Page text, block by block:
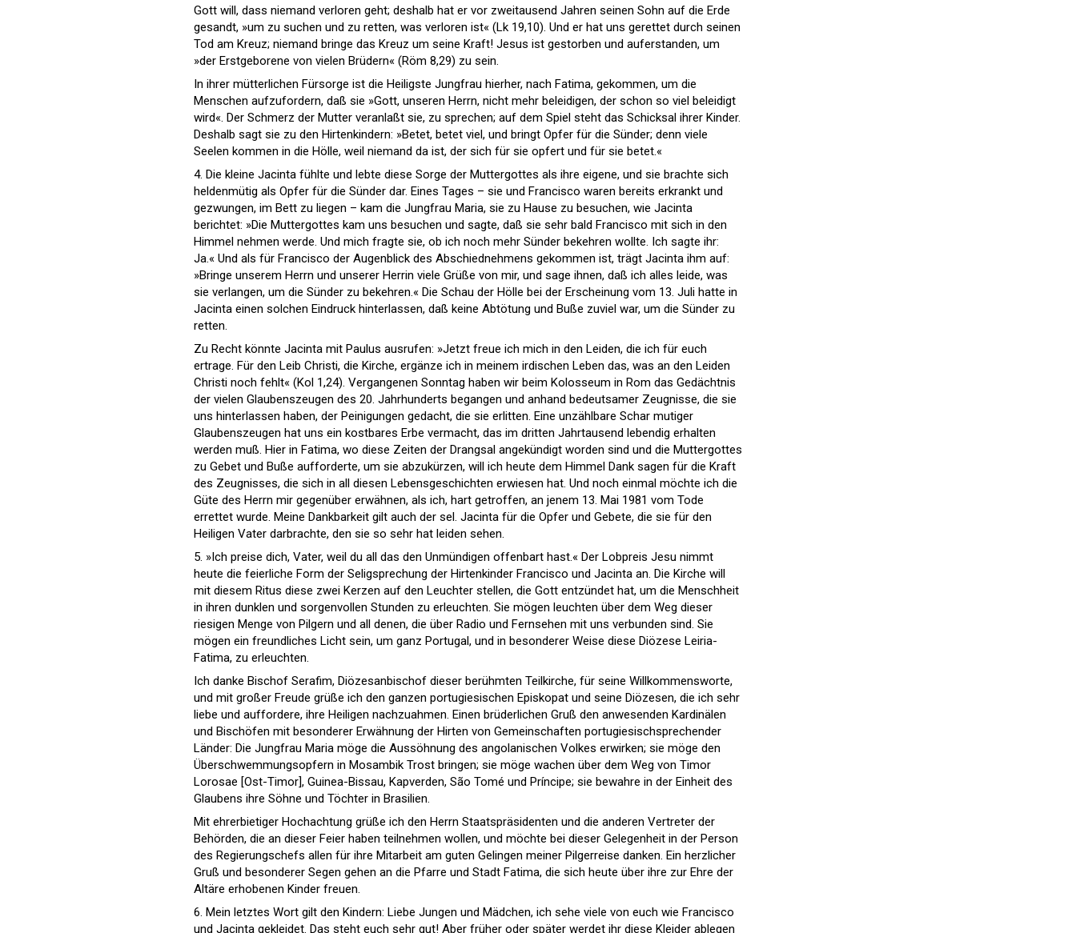
Gott will, dass niemand verloren geht; deshalb hat er vor zweitausend Jahren seinen Sohn auf die Erde
gesandt, »um zu suchen und zu retten, was verloren ist« (Lk 19,10). Und er hat uns gerettet durch seinen
Tod am Kreuz; niemand bringe das Kreuz um seine Kraft! Jesus ist gestorben und auferstanden, um
»der Erstgeborene von vielen Brüdern« (Röm 8,29) zu sein.
In ihrer mütterlichen Fürsorge ist die Heiligste Jungfrau hierher, nach Fatima, gekommen, um die
Menschen aufzufordern, daß sie »Gott, unseren Herrn, nicht mehr beleidigen, der schon so viel beleidigt
wird«. Der Schmerz der Mutter veranlaßt sie, zu sprechen; auf dem Spiel steht das Schicksal ihrer Kinder.
Deshalb sagt sie zu den Hirtenkindern: »Betet, betet viel, und bringt Opfer für die Sünder; denn viele
Seelen kommen in die Hölle, weil niemand da ist, der sich für sie opfert und für sie betet.«
4. Die kleine Jacinta fühlte und lebte diese Sorge der Muttergottes als ihre eigene, und sie brachte sich
heldenmütig als Opfer für die Sünder dar. Eines Tages – sie und Francisco waren bereits erkrankt und
gezwungen, im Bett zu liegen – kam die Jungfrau Maria, sie zu Hause zu besuchen, wie Jacinta
berichtet: »Die Muttergottes kam uns besuchen und sagte, daß sie sehr bald Francisco mit sich in den
Himmel nehmen werde. Und mich fragte sie, ob ich noch mehr Sünder bekehren wollte. Ich sagte ihr:
Ja.« Und als für Francisco der Augenblick des Abschiednehmens gekommen ist, trägt Jacinta ihm auf:
»Bringe unserem Herrn und unserer Herrin viele Grüße von mir, und sage ihnen, daß ich alles leide, was
sie verlangen, um die Sünder zu bekehren.« Die Schau der Hölle bei der Erscheinung vom 13. Juli hatte in
Jacinta einen solchen Eindruck hinterlassen, daß keine Abtötung und Buße zuviel war, um die Sünder zu
retten.
Zu Recht könnte Jacinta mit Paulus ausrufen: »Jetzt freue ich mich in den Leiden, die ich für euch
ertrage. Für den Leib Christi, die Kirche, ergänze ich in meinem irdischen Leben das, was an den Leiden
Christi noch fehlt« (Kol 1,24). Vergangenen Sonntag haben wir beim Kolosseum in Rom das Gedächtnis
der vielen Glaubenszeugen des 20. Jahrhunderts begangen und anhand bedeutsamer Zeugnisse, die sie
uns hinterlassen haben, der Peinigungen gedacht, die sie erlitten. Eine unzählbare Schar mutiger
Glaubenszeugen hat uns ein kostbares Erbe vermacht, das im dritten Jahrtausend lebendig erhalten
werden muß. Hier in Fatima, wo diese Zeiten der Drangsal angekündigt worden sind und die Muttergottes
zu Gebet und Buße aufforderte, um sie abzukürzen, will ich heute dem Himmel Dank sagen für die Kraft
des Zeugnisses, die sich in all diesen Lebensgeschichten erwiesen hat. Und noch einmal möchte ich die
Güte des Herrn mir gegenüber erwähnen, als ich, hart getroffen, an jenem 13. Mai 1981 vom Tode
errettet wurde. Meine Dankbarkeit gilt auch der sel. Jacinta für die Opfer und Gebete, die sie für den
Heiligen Vater darbrachte, den sie so sehr hat leiden sehen.
5. »Ich preise dich, Vater, weil du all das den Unmündigen offenbart hast.« Der Lobpreis Jesu nimmt
heute die feierliche Form der Seligsprechung der Hirtenkinder Francisco und Jacinta an. Die Kirche will
mit diesem Ritus diese zwei Kerzen auf den Leuchter stellen, die Gott entzündet hat, um die Menschheit
in ihren dunklen und sorgenvollen Stunden zu erleuchten. Sie mögen leuchten über dem Weg dieser
riesigen Menge von Pilgern und all denen, die über Radio und Fernsehen mit uns verbunden sind. Sie
mögen ein freundliches Licht sein, um ganz Portugal, und in besonderer Weise diese Diözese Leiria-
Fatima, zu erleuchten.
Ich danke Bischof Serafim, Diözesanbischof dieser berühmten Teilkirche, für seine Willkommensworte,
und mit großer Freude grüße ich den ganzen portugiesischen Episkopat und seine Diözesen, die ich sehr
liebe und auffordere, ihre Heiligen nachzuahmen. Einen brüderlichen Gruß den anwesenden Kardinälen
und Bischöfen mit besonderer Erwähnung der Hirten von Gemeinschaften portugiesischsprechender
Länder: Die Jungfrau Maria möge die Aussöhnung des angolanischen Volkes erwirken; sie möge den
Überschwemmungsopfern in Mosambik Trost bringen; sie möge wachen über dem Weg von Timor
Lorosae [Ost-Timor], Guinea-Bissau, Kapverden, São Tomé und Príncipe; sie bewahre in der Einheit des
Glaubens ihre Söhne und Töchter in Brasilien.
Mit ehrerbietiger Hochachtung grüße ich den Herrn Staatspräsidenten und die anderen Vertreter der
Behörden, die an dieser Feier haben teilnehmen wollen, und möchte bei dieser Gelegenheit in der Person
des Regierungschefs allen für ihre Mitarbeit am guten Gelingen meiner Pilgerreise danken. Ein herzlicher
Gruß und besonderer Segen gehen an die Pfarre und Stadt Fatima, die sich heute über ihre zur Ehre der
Altäre erhobenen Kinder freuen.
6. Mein letztes Wort gilt den Kindern: Liebe Jungen und Mädchen, ich sehe viele von euch wie Francisco
und Jacinta gekleidet. Das steht euch sehr gut! Aber früher oder später werdet ihr diese Kleider ablegen